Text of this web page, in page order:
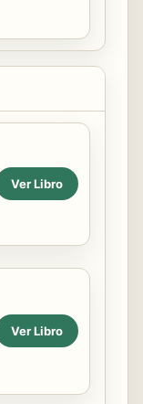
Ver Libro
Ver Libro